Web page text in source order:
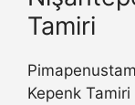
Tamiri
Kepenk